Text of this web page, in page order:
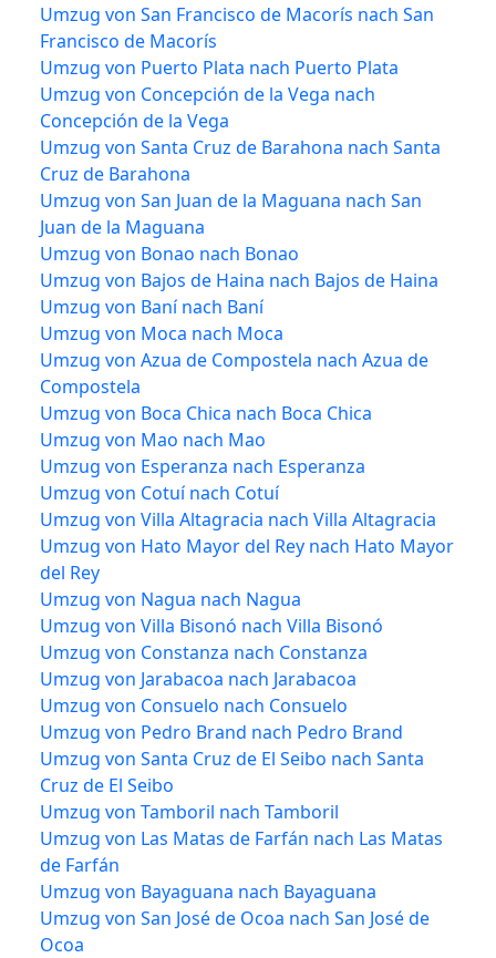
Umzug von San Francisco de Macorís nach San
Francisco de Macorís
Umzug von Puerto Plata nach Puerto Plata
Umzug von Concepción de la Vega nach
Concepción de la Vega
Umzug von Santa Cruz de Barahona nach Santa
Cruz de Barahona
Umzug von San Juan de la Maguana nach San
Juan de la Maguana
Umzug von Bonao nach Bonao
Umzug von Bajos de Haina nach Bajos de Haina
Umzug von Baní nach Baní
Umzug von Moca nach Moca
Umzug von Azua de Compostela nach Azua de
Compostela
Umzug von Boca Chica nach Boca Chica
Umzug von Mao nach Mao
Umzug von Esperanza nach Esperanza
Umzug von Cotuí nach Cotuí
Umzug von Villa Altagracia nach Villa Altagracia
Umzug von Hato Mayor del Rey nach Hato Mayor
del Rey
Umzug von Nagua nach Nagua
Umzug von Villa Bisonó nach Villa Bisonó
Umzug von Constanza nach Constanza
Umzug von Jarabacoa nach Jarabacoa
Umzug von Consuelo nach Consuelo
Umzug von Pedro Brand nach Pedro Brand
Umzug von Santa Cruz de El Seibo nach Santa
Cruz de El Seibo
Umzug von Tamboril nach Tamboril
Umzug von Las Matas de Farfán nach Las Matas
de Farfán
Umzug von Bayaguana nach Bayaguana
Umzug von San José de Ocoa nach San José de
Ocoa